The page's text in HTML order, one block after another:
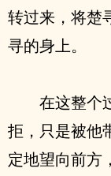
转过来，将楚
寻的身上。
在这整个
拒，只是被他
定地望向前方